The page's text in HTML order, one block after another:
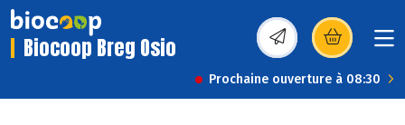
Biocoop Breg Osio (s’ouvre dans une
Prochaine ouverture à 08:30